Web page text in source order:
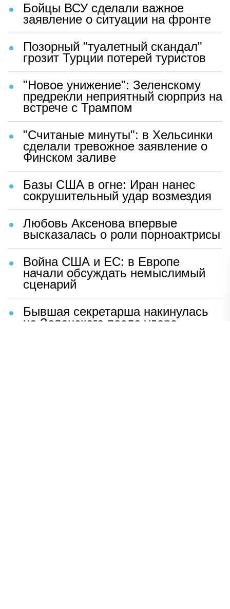
Бойцы ВСУ сделали важное
заявление о ситуации на фронте
Позорный "туалетный скандал"
грозит Турции потерей туристов
"Новое унижение": Зеленскому
предрекли неприятный сюрприз на
встрече с Трампом
"Считаные минуты": в Хельсинки
сделали тревожное заявление о
Финском заливе
Базы США в огне: Иран нанес
сокрушительный удар возмездия
Любовь Аксенова впервые
высказалась о роли порноактрисы
Война США и ЕС: в Европе
начали обсуждать немыслимый
сценарий
Бывшая секретарша накинулась
на Зеленского после удара